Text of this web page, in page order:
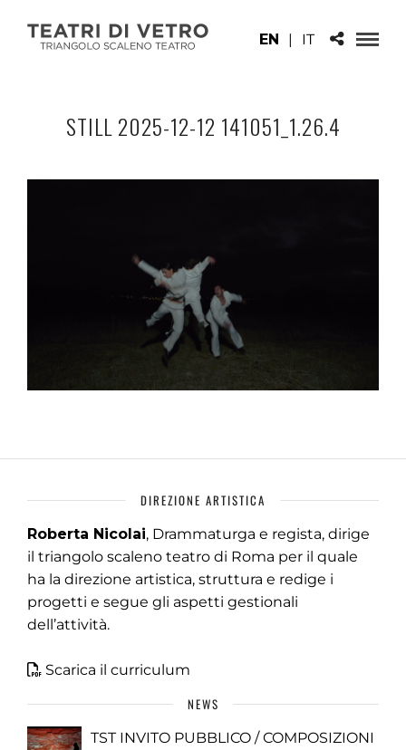
EN | IT
STILL 2025-12-12 141051_1.26.4
DIREZIONE ARTISTICA
Roberta Nicolai, Drammaturga e regista, dirige
il triangolo scaleno teatro di Roma per il quale
ha la direzione artistica, struttura e redige i
progetti e segue gli aspetti gestionali
dell’attività.
Scarica il curriculum
NEWS
TST INVITO PUBBLICO / COMPOSIZIONI